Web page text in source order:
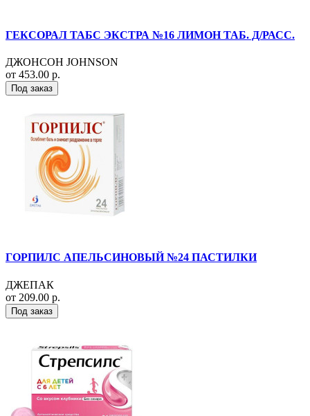
ГЕКСОРАЛ ТАБС ЭКСТРА №16 ЛИМОН ТАБ. Д/РАСС.
ДЖОНСОН JOHNSON
от 453.00 р.
Под заказ
ГОРПИЛС АПЕЛЬСИНОВЫЙ №24 ПАСТИЛКИ
ДЖЕПАК
от 209.00 р.
Под заказ